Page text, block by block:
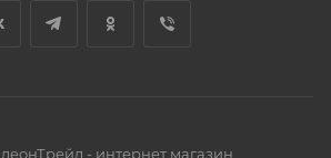
- интернет магазин